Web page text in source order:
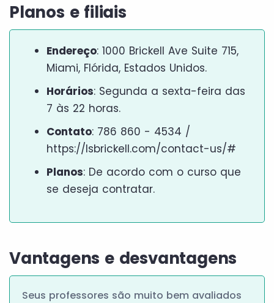
Planos e filiais
Endereço: 1000 Brickell Ave Suite 715,
Miami, Flórida, Estados Unidos.
Horários: Segunda a sexta-feira das
7 às 22 horas.
Contato: 786 860 - 4534 /
https://lsbrickell.com/contact-us/#
Planos: De acordo com o curso que
se deseja contratar.
Vantagens e desvantagens
Seus professores são muito bem avaliados